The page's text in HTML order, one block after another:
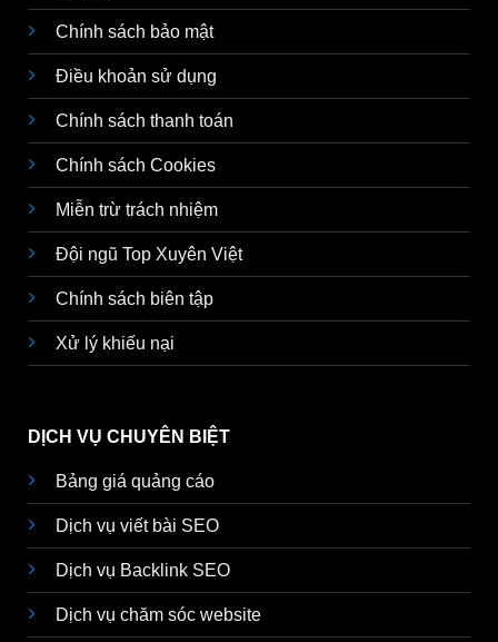
Chính sách bảo mật
Điều khoản sử dụng
Chính sách thanh toán
Chính sách Cookies
Miễn trừ trách nhiệm
Đội ngũ Top Xuyên Việt
Chính sách biên tập
Xử lý khiếu nại
DỊCH VỤ CHUYÊN BIỆT
Bảng giá quảng cáo
Dịch vụ viết bài SEO
Dịch vụ Backlink SEO
Dịch vụ chăm sóc website